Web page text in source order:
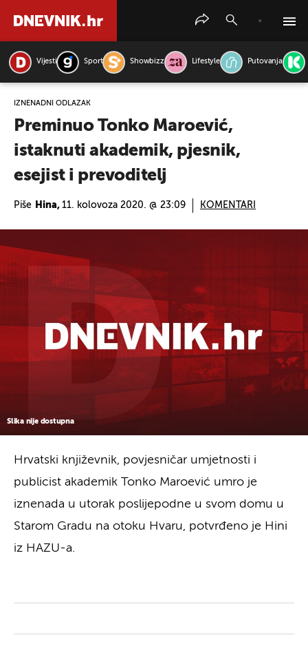
Vijesti Sport Showbizz Lifestyle Putovanja
IZNENADNI ODLAZAK
Preminuo Tonko Maroević,
istaknuti akademik, pjesnik,
esejist i prevoditelj
Piše Hina, 11. kolovoza 2020. @ 23:09 KOMENTARI
Slika nije dostupna
Hrvatski književnik, povjesničar umjetnosti i
publicist akademik Tonko Maroević umro je
iznenada u utorak poslijepodne u svom domu u
Starom Gradu na otoku Hvaru, potvrđeno je Hini
iz HAZU-a.
PRETRAŽITE VIJESTI